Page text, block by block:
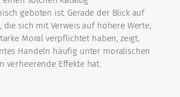
geboten ist. Gerade der Blick auf
die sich mit Verweis auf höhere Werte,
Moral verpflichtet haben, zeigt,
Handeln häufig unter moralischen
verheerende Effekte hat.